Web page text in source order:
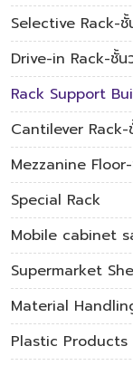
Selective Rack-ชั้
Drive-in Rack-ชั้น
Rack Support
Cantilever Rack-
Mezzanine
Special Rack
Mobile cabinet
Supermarket
Material
Plastic Products